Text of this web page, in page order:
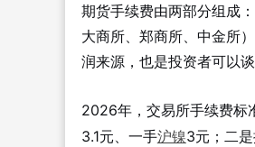
期货手续费由两部分组成
大商所、郑商所、中金所
润来源，也是投资者可以谈
2026年，交易所手续费标
3.1元、一手沪镍3元；二